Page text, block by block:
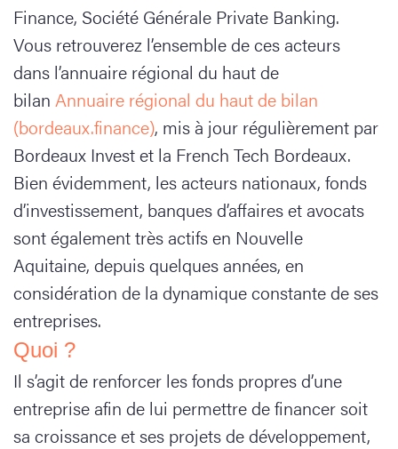
Finance, Société Générale Private Banking.
Vous retrouverez l’ensemble de ces acteurs
dans l’annuaire régional du haut de
bilan Annuaire régional du haut de bilan
(bordeaux.finance), mis à jour régulièrement par
Bordeaux Invest et la French Tech Bordeaux.
Bien évidemment, les acteurs nationaux, fonds
d’investissement, banques d’affaires et avocats
sont également très actifs en Nouvelle
Aquitaine, depuis quelques années, en
considération de la dynamique constante de ses
entreprises.
Quoi ?
Il s’agit de renforcer les fonds propres d’une
entreprise afin de lui permettre de financer soit
sa croissance et ses projets de développement,